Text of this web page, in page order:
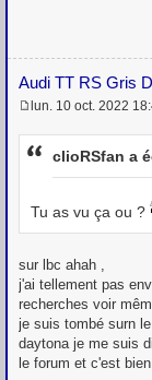
Audi TT RS Gris
e
s
e
lun. 10 oct. 2022
clioRSfan a
Tu as vu ça ou ?
sur lbc ahah ,
j'ai tellement pas
recherches voir
je suis tombé surn
daytona je me suis
le forum et c'est